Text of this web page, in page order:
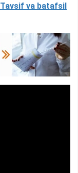
Tavsif va batafsil